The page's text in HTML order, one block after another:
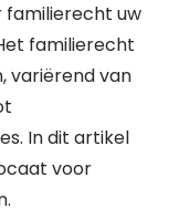
familierecht uw
familierecht
variërend van
In dit artikel
voor